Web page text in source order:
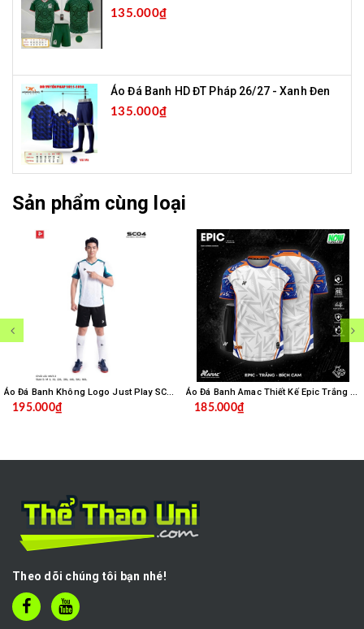
135.000₫
Áo Đá Banh HD ĐT Pháp 26/27 - Xanh Đen
135.000₫
Sản phẩm cùng loại
Áo Đá Banh Không Logo Just Play SC04 - Trắng
195.000₫
Áo Đá Banh Amac Thiết Kế Epic Trắng Bích
185.000₫
Theo dõi chúng tôi bạn nhé!